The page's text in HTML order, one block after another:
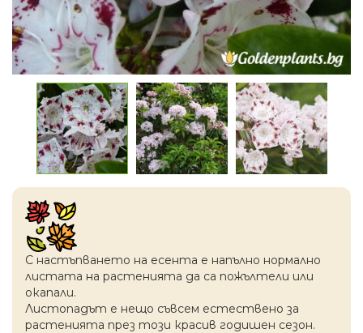
С настъпването на есентa е напълно нормално
листата на растенията да са пожълтели или
окапaли.
Листопадът е нещо съвсем естествено за
растенията през този красив годишен сезон.